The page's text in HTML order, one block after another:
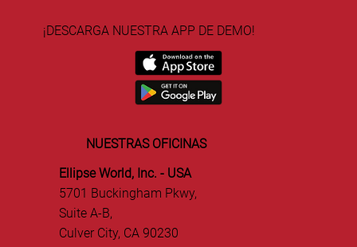
¡DESCARGA NUESTRA APP DE DEMO!
NUESTRAS OFICINAS
Ellipse World, Inc. - USA
5701 Buckingham Pkwy,
Suite A-B,
Culver City, CA 90230